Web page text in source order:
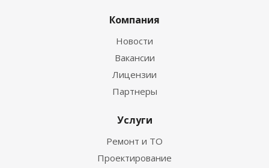
Компания
Новости
Вакансии
Лицензии
Партнеры
Услуги
Ремонт и ТО
Проектирование